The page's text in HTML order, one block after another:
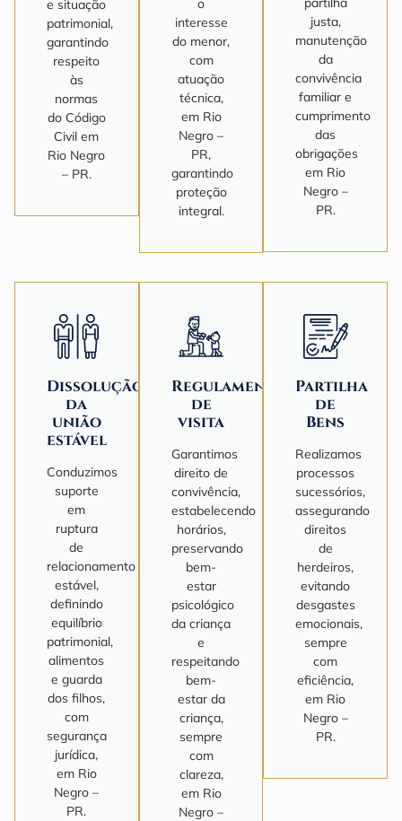
e situação
patrimonial,
garantindo
respeito
às
normas
do Código
Civil em
Rio Negro
– PR.
o
interesse
do menor,
com
atuação
técnica,
em Rio
Negro –
PR,
garantindo
proteção
integral.
justa,
manutenção
da
convivência
familiar e
cumprimento
das
obrigações
em Rio
Negro –
PR.
Dissolução
da
união
estável
Conduzimos
suporte
em
ruptura
de
relacionamento
estável,
definindo
equilíbrio
patrimonial,
alimentos
e guarda
dos filhos,
com
segurança
jurídica,
em Rio
Negro –
PR.
Regulamentação
de
visita
Garantimos
direito de
convivência,
estabelecendo
horários,
preservando
bem-
estar
psicológico
da criança
e
respeitando
bem-
estar da
criança,
sempre
com
clareza,
em Rio
Negro –
Partilha
de
Bens
Realizamos
processos
sucessórios,
assegurando
direitos
de
herdeiros,
evitando
desgastes
emocionais,
sempre
com
eficiência,
em Rio
Negro –
PR.